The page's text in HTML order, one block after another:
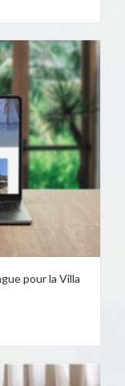
pour la Villa